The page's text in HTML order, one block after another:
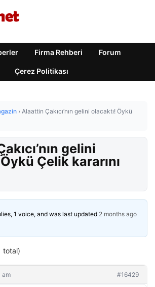
Firma Rehberi Forum
Çerez Politikası
› Alaattin Çakıcı’nın gelini olacaktı! Öykü
gelini
Çelik kararını
1 voice, and was last updated 2 months ago
total)
am #16429